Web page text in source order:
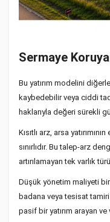
Sermaye
Bu yatırım modelini
kaybedebilir veya ciddi
haklarıyla değeri sürekli
Kısıtlı arz, arsa
sınırlıdır. Bu talep-arz
artırılamayan tek varlık
Düşük yönetim maliyeti bir
badana veya tesisat
pasif bir yatırım arayan